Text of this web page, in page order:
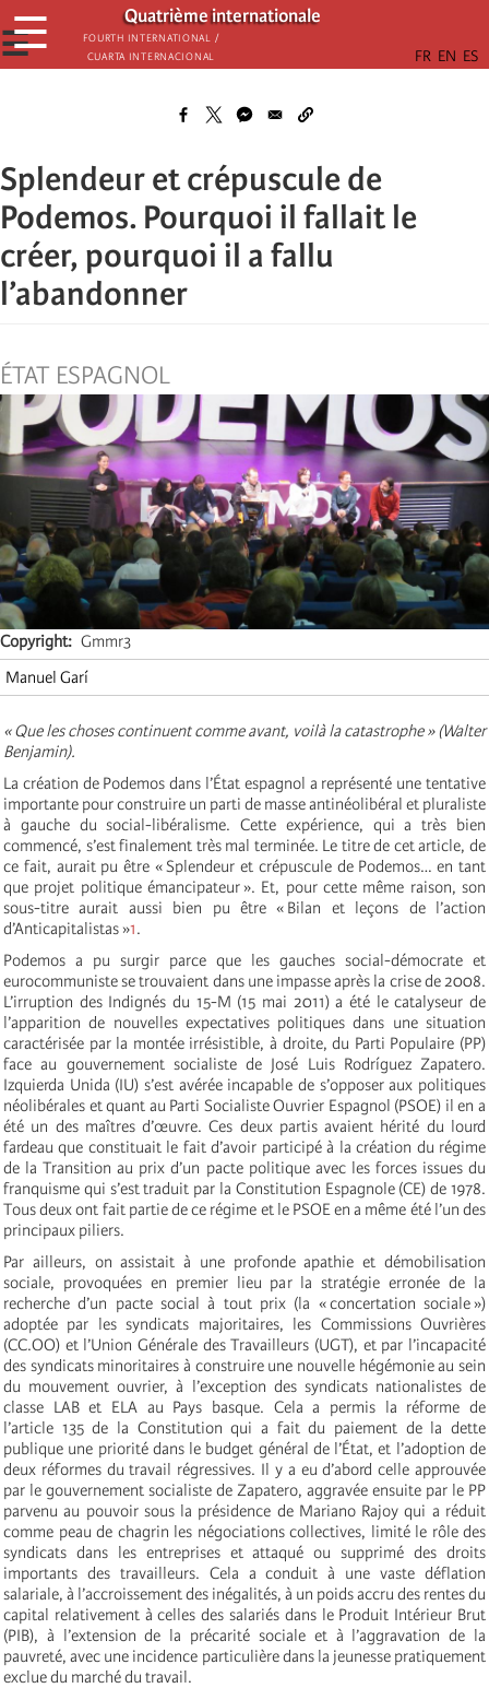
Παράκαμψη
προς
το
Quatrième internationale
Fourth International /
Cuarta Internacional
☰
☰
Splendeur et crépuscule de
Podemos. Pourquoi il fallait le
créer, pourquoi il a fallu
l’abandonner
ÉTAT ESPAGNOL
Copyright
Gmmr3
Manuel Garí
« Que les choses continuent comme avant, voilà la catastrophe » (Walter
Benjamin).
La création de Podemos dans l’État espagnol a représenté une tentative
importante pour construire un parti de masse antinéolibéral et pluraliste
à gauche du social-libéralisme. Cette expérience, qui a très bien
commencé, s’est finalement très mal terminée. Le titre de cet article, de
ce fait, aurait pu être « Splendeur et crépuscule de Podemos… en tant
que projet politique émancipateur ». Et, pour cette même raison, son
sous-titre aurait aussi bien pu être « Bilan et leçons de l’action
d’Anticapitalistas »1.
Podemos a pu surgir parce que les gauches social-démocrate et
eurocommuniste se trouvaient dans une impasse après la crise de 2008.
L’irruption des Indignés du 15-M (15 mai 2011) a été le catalyseur de
l’apparition de nouvelles expectatives politiques dans une situation
caractérisée par la montée irrésistible, à droite, du Parti Populaire (PP)
face au gouvernement socialiste de José Luis Rodríguez Zapatero.
Izquierda Unida (IU) s’est avérée incapable de s’opposer aux politiques
néolibérales et quant au Parti Socialiste Ouvrier Espagnol (PSOE) il en a
été un des maîtres d’œuvre. Ces deux partis avaient hérité du lourd
fardeau que constituait le fait d’avoir participé à la création du régime
de la Transition au prix d’un pacte politique avec les forces issues du
franquisme qui s’est traduit par la Constitution Espagnole (CE) de 1978.
Tous deux ont fait partie de ce régime et le PSOE en a même été l’un des
principaux piliers.
Par ailleurs, on assistait à une profonde apathie et démobilisation
sociale, provoquées en premier lieu par la stratégie erronée de la
recherche d’un pacte social à tout prix (la « concertation sociale »)
adoptée par les syndicats majoritaires, les Commissions Ouvrières
(CC.OO) et l’Union Générale des Travailleurs (UGT), et par l’incapacité
des syndicats minoritaires à construire une nouvelle hégémonie au sein
du mouvement ouvrier, à l’exception des syndicats nationalistes de
classe LAB et ELA au Pays basque. Cela a permis la réforme de
l’article 135 de la Constitution qui a fait du paiement de la dette
publique une priorité dans le budget général de l’État, et l’adoption de
deux réformes du travail régressives. Il y a eu d’abord celle approuvée
par le gouvernement socialiste de Zapatero, aggravée ensuite par le PP
parvenu au pouvoir sous la présidence de Mariano Rajoy qui a réduit
comme peau de chagrin les négociations collectives, limité le rôle des
syndicats dans les entreprises et attaqué ou supprimé des droits
importants des travailleurs. Cela a conduit à une vaste déflation
salariale, à l’accroissement des inégalités, à un poids accru des rentes du
capital relativement à celles des salariés dans le Produit Intérieur Brut
(PIB), à l’extension de la précarité sociale et à l’aggravation de la
pauvreté, avec une incidence particulière dans la jeunesse pratiquement
exclue du marché du travail.